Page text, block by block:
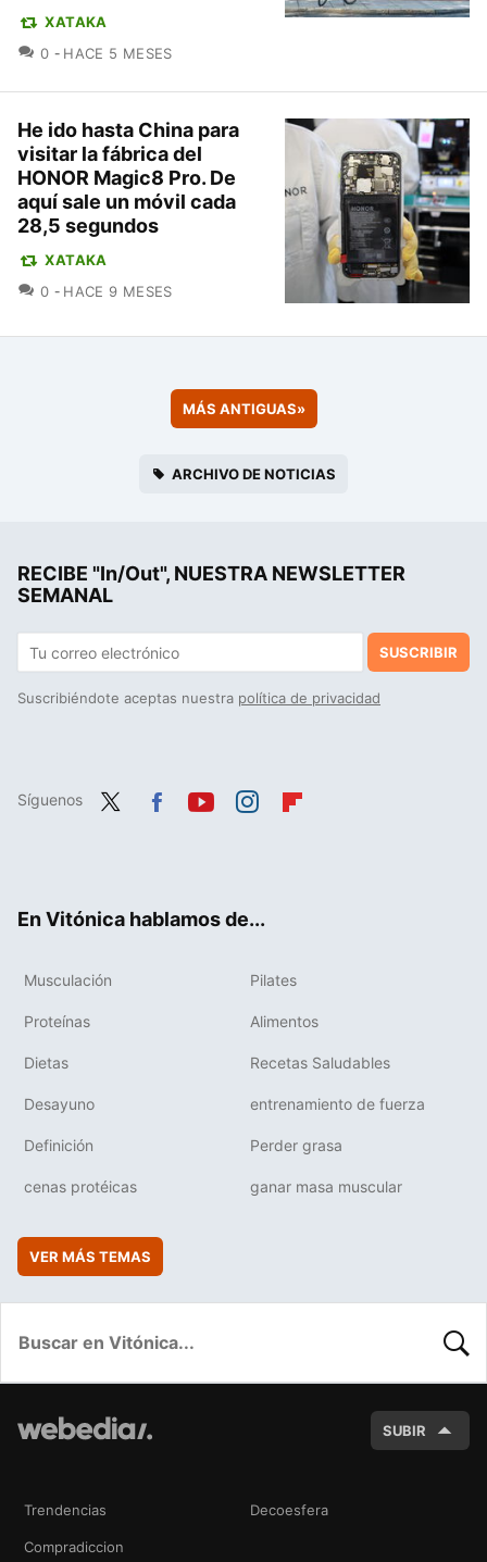
XATAKA
0 COMENTARIOS
HACE 5 MESES
He ido hasta China para
visitar la fábrica del
HONOR Magic8 Pro. De
aquí sale un móvil cada
28,5 segundos
XATAKA
0 COMENTARIOS
HACE 9 MESES
MÁS ANTIGUAS»
ARCHIVO DE NOTICIAS
RECIBE "In/Out", NUESTRA NEWSLETTER
SEMANAL
SUSCRIBIR
Suscribiéndote aceptas nuestra política de privacidad
Síguenos
En Vitónica hablamos de...
Musculación Pilates
Proteínas Alimentos
Dietas Recetas Saludables
Desayuno entrenamiento de fuerza
Definición Perder grasa
cenas protéicas ganar masa muscular
VER MÁS TEMAS
SUBIR
Trendencias Decoesfera
Compradiccion